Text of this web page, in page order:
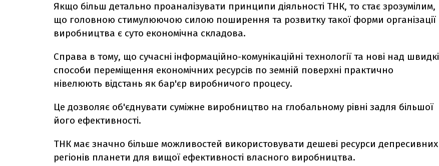
Якщо більш детально проаналізувати принципи діяльності ТНК, то стає зрозумілим,
що головною стимулюючою силою поширення та розвитку такої форми організації
виробництва є суто економічна складова.
Справа в тому, що сучасні інформаційно-комунікаційні технології та нові над швидкі
способи переміщення економічних ресурсів по земній поверхні практично
нівелюють відстань як бар'єр виробничого процесу.
Це дозволяє об'єднувати суміжне виробництво на глобальному рівні задля більшої
його ефективності.
ТНК має значно більше можливостей використовувати дешеві ресурси депресивних
регіонів планети для вищої ефективності власного виробництва.